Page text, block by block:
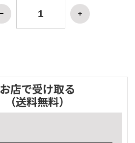
お店で受け取る
（送料無料）